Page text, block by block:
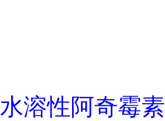
水溶性阿奇霉素